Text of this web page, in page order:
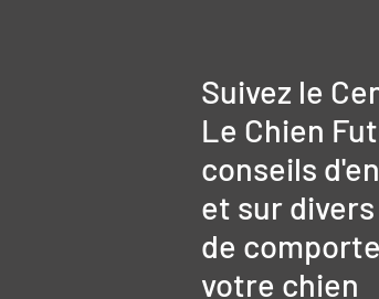
Suivez le
Le Chien
conseils
et sur
de
votre chien